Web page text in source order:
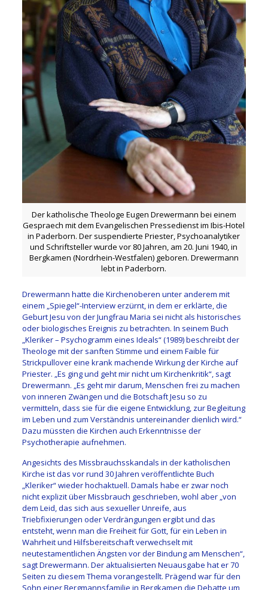
Der katholische Theologe Eugen Drewermann bei einem
Gespraech mit dem Evangelischen Pressedienst im Ibis-Hotel
in Paderborn. Der suspendierte Priester, Psychoanalytiker
und Schriftsteller wurde vor 80 Jahren, am 20. Juni 1940, in
Bergkamen (Nordrhein-Westfalen) geboren. Drewermann
lebt in Paderborn.
Drewermann hatte die Kirchenoberen unter anderem mit
einem „Spiegel“-Interview erzürnt, in dem er erklärte, die
Geburt Jesu von der Jungfrau Maria sei nicht als historisches
oder biologisches Ereignis zu betrachten. In seinem Buch
„Kleriker – Psychogramm eines Ideals“ (1989) beschreibt der
Theologe mit der sanften Stimme und einem Faible für
Strickpullover eine krank machende Wirkung der Kirche auf
Priester. „Es ging und geht mir nicht um Kirchenkritik“, sagt
Drewermann. „Es geht mir darum, Menschen frei zu machen
von inneren Zwängen und die Botschaft Jesu so zu
vermitteln, dass sie für die eigene Entwicklung, zur Begleitung
im Leben und zum Verständnis untereinander dienlich wird.“
Dazu müssten die Kirchen auch Erkenntnisse der
Psychotherapie aufnehmen.
Angesichts des Missbrauchsskandals in der katholischen
Kirche ist das vor rund 30 Jahren veröffentlichte Buch
„Kleriker“ wieder hochaktuell. Damals habe er zwar noch
nicht explizit über Missbrauch geschrieben, wohl aber „von
dem Leid, das sich aus sexueller Unreife, aus
Triebfixierungen oder Verdrängungen ergibt und das
entsteht, wenn man die Freiheit für Gott, für ein Leben in
Wahrheit und Hilfsbereitschaft verwechselt mit
neutestamentlichen Ängsten vor der Bindung am Menschen“,
sagt Drewermann. Der aktualisierten Neuausgabe hat er 70
Seiten zu diesem Thema vorangestellt. Prägend war für den
Sohn einer Bergmannsfamilie in Bergkamen die Debatte um